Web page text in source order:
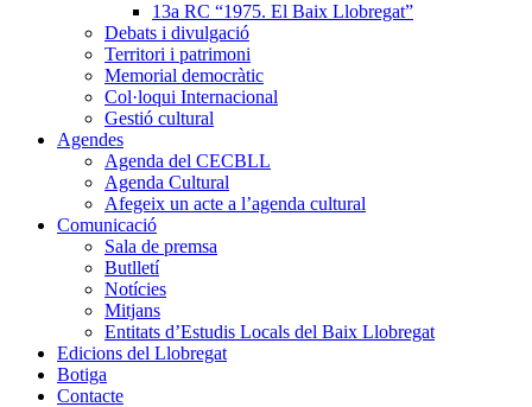
13a RC “1975. El Baix Llobregat”
Debats i divulgació
Territori i patrimoni
Memorial democràtic
Col·loqui Internacional
Gestió cultural
Agendes
Agenda del CECBLL
Agenda Cultural
Afegeix un acte a l’agenda cultural
Comunicació
Sala de premsa
Butlletí
Notícies
Mitjans
Entitats d’Estudis Locals del Baix Llobregat
Edicions del Llobregat
Botiga
Contacte